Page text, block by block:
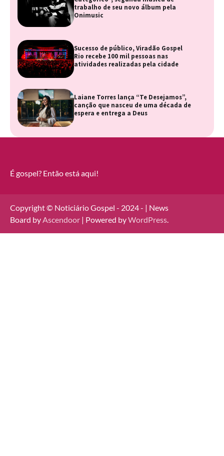
trabalho de seu novo álbum pela
Onimusic
Sucesso de público, Viradão Gospel
Rio recebe 100 mil pessoas nas
atividades realizadas pela cidade
Laiane Torres lança “Te Desejamos”,
canção que nasceu de uma década de
espera e entrega a Deus
É gospel? Então está aqui!
Copyright © Noticiário Gospel - 2024 - | News
Board byAscendoor | Powered byWordPress.